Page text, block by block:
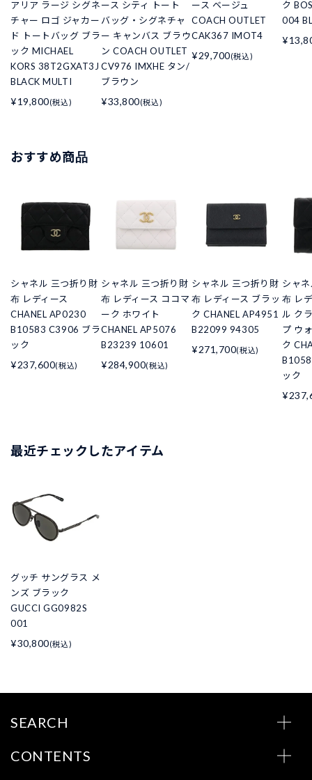
アリア ラージ シグネ
チャー ロゴ ジャカー
ド トートバッグ ブラ
ック MICHAEL
KORS 38T2GXAT3J
BLACK MULTI
¥19,800(税込)
ース シティ トート
バッグ・シグネチャ
ー キャンバス ブラウ
ン COACH OUTLET
CV976 IMXHE タン/
ブラウン
¥33,800(税込)
ース ベージュ
COACH OUTLET
CAK367 IMOT4
¥29,700(税込)
ク
004
おすすめ商品
シャネル 三つ折り財
布 レディース
CHANEL AP0230
B10583 C3906 ブラ
ック
¥237,600(税込)
シャネル 三つ折り財
布 レディース ココマ
ーク ホワイト
CHANEL AP5076
B23239 10601
¥284,900(税込)
シャネル 三つ折り財
布 レディース ブラッ
ク CHANEL AP4951
B22099 94305
¥271,700(税込)
シャ
布 レ
ル ク
プ ウ
ク
ック
最近チェックしたアイテム
グッチ サングラス メ
ンズ ブラック
GUCCI GG0982S
001
¥30,800(税込)
SEARCH
CONTENTS